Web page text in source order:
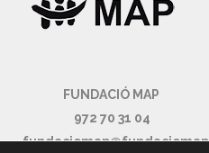
FUNDACIÓ MAP
972 70 31 04